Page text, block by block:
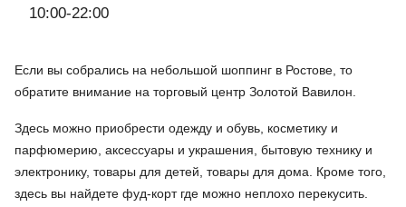
10:00-22:00
Если вы собрались на небольшой шоппинг в Ростове, то
обратите внимание на торговый центр Золотой Вавилон.
Здесь можно приобрести одежду и обувь, косметику и
парфюмерию, аксессуары и украшения, бытовую технику и
электронику, товары для детей, товары для дома. Кроме того,
здесь вы найдете фуд-корт где можно неплохо перекусить.